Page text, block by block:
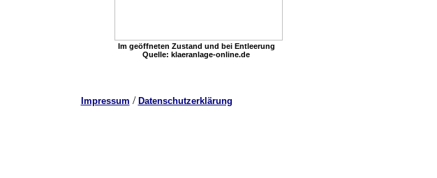
Im geöffneten Zustand und bei Entleerung
Quelle: klaeranlage-online.de
Impressum / Datenschutzerklärung